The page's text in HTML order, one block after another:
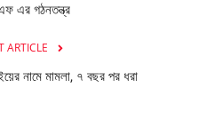
এর গঠনতন্ত্র
ARTICLE
নামে মামলা, ৭ বছর পর ধরা